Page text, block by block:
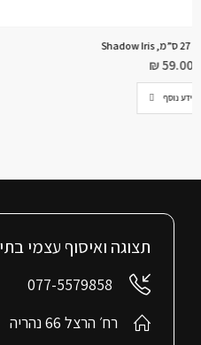
תצוגה ואיסוף עצמי
077-5579858
רח׳ הרצל 66 נהריה